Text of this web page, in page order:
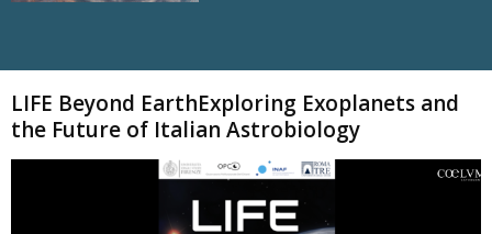
LIFE Beyond EarthExploring Exoplanets and
the Future of Italian Astrobiology